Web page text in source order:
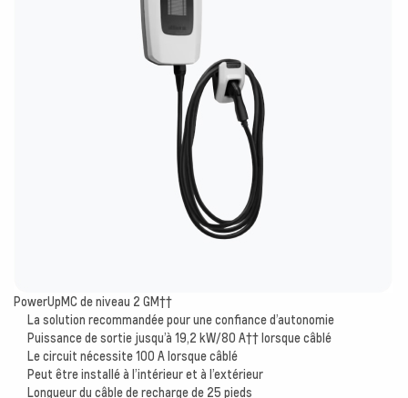
PowerUpMC de niveau 2 GM††
La solution recommandée pour une confiance d’autonomie
Puissance de sortie jusqu’à 19,2 kW/80 A†† lorsque câblé
Le circuit nécessite 100 A lorsque câblé
Peut être installé à l’intérieur et à l’extérieur
Longueur du câble de recharge de 25 pieds